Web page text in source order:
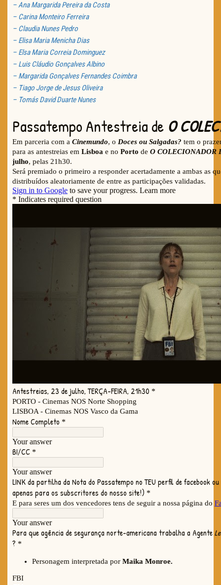
– Ana Margarida Pereira da Costa
– Carina Monteiro Ferreira
– Claudia Nunes Pedro
– Elisa Maria Menicha Dias
– Elsa Maria Correia Dominguez
– Luis Cláudio Gonçalves Albino
– Margarida Gonçalves Fernandes Coimbra
– Tiago Jorge de Jesus Oliveira
– Tomás David Duarte Nunes